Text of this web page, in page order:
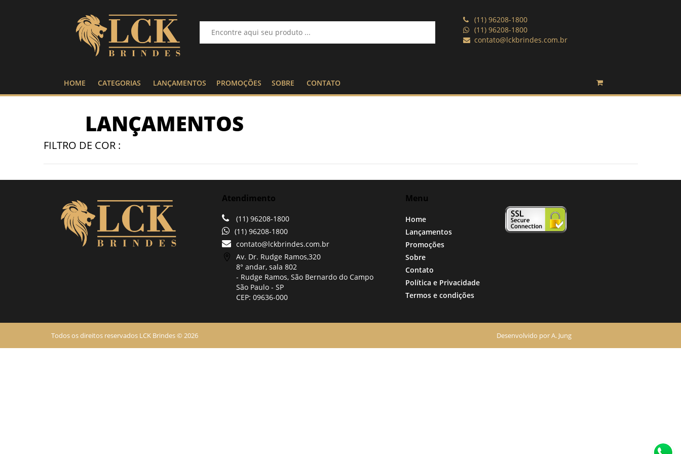
(11) 96208-1800
(11) 96208-1800
contato@lckbrindes.com.br
HOME CATEGORIAS LANÇAMENTOS PROMOÇÕES SOBRE CONTATO
LANÇAMENTOS
FILTRO DE COR :
Atendimento
(11) 96208-1800
(11) 96208-1800
contato@lckbrindes.com.br
Av. Dr. Rudge Ramos,320
8° andar, sala 802
- Rudge Ramos, São Bernardo do Campo
São Paulo -SP
CEP: 09636-000
Menu
Home
Lançamentos
Promoções
Sobre
Contato
Política e Privacidade
Termos e condições
Todos os direitos reservados LCK Brindes © 2026 Desenvolvido porA. Jung